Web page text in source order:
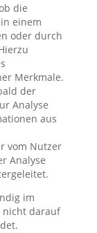
die
einem
oder durch
Merkmale.
der
Analyse
aus
vom Nutzer
Analyse
im
nicht darauf